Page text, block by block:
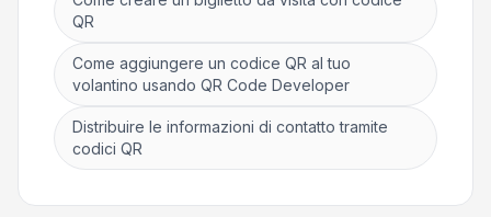
QR
Come aggiungere un codice QR al tuo
volantino usando QR Code Developer
Distribuire le informazioni di contatto tramite
codici QR